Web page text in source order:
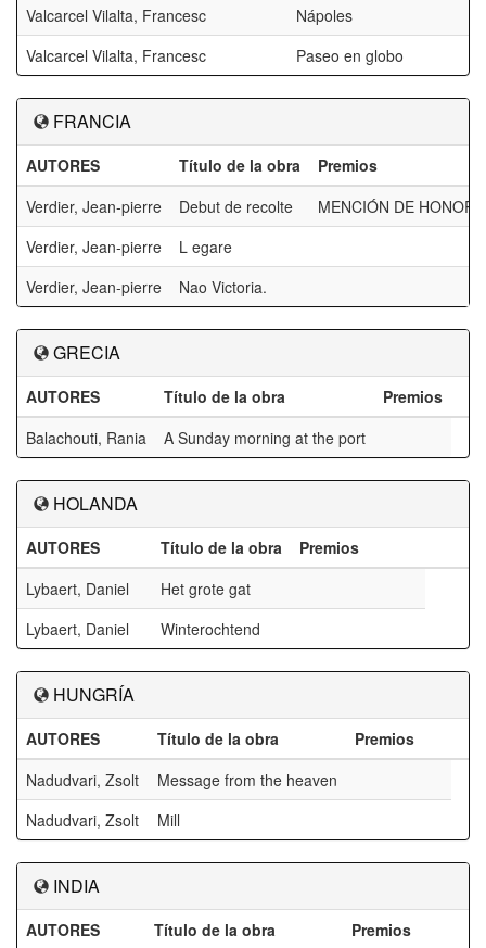
Valcarcel Vilalta, Francesc
Nápoles
Valcarcel Vilalta, Francesc
Paseo en globo
FRANCIA
AUTORES Título de la obra
Premios
Verdier, Jean-pierre
Debut de recolte
MENCIÓN DE HONOR
Verdier, Jean-pierre
L egare
Verdier, Jean-pierre
Nao Victoria.
GRECIA
AUTORES Título de la obra
Premios
Balachouti, Rania
A Sunday morning at the port
HOLANDA
AUTORES Título de la obra
Premios
Lybaert, Daniel
Het grote gat
Lybaert, Daniel
Winterochtend
HUNGRÍA
AUTORES Título de la obra
Premios
Nadudvari, Zsolt
Message from the heaven
Nadudvari, Zsolt
Mill
INDIA
AUTORES Título de la obra
Premios